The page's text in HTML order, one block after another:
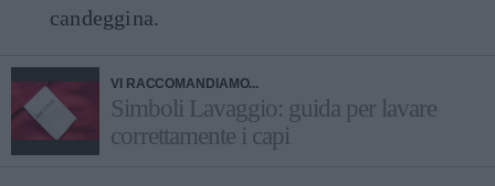
candeggina.
VI RACCOMANDIAMO...
Simboli Lavaggio: guida per lavare
correttamente i capi